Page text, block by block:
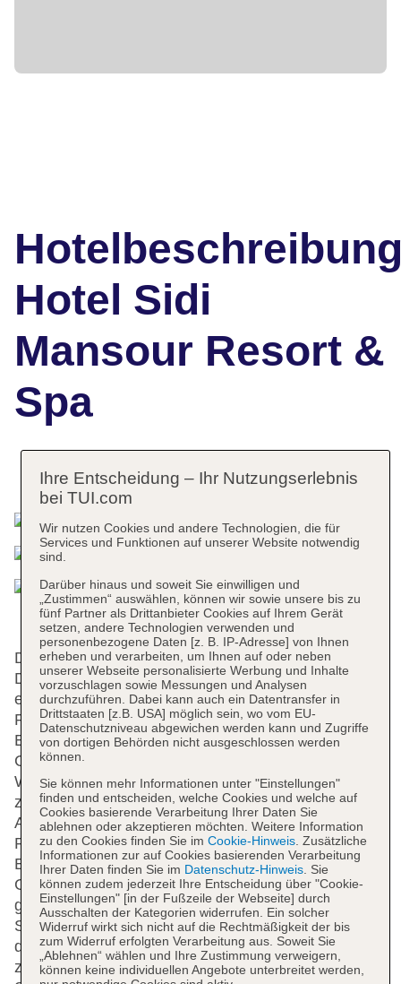
Hotel Sidi
Mansour Resort &
Spa
Das bietet Ihre Unterkunft
Das Resort bietet 269 Zimmer, 5 Suiten und 194
Doppelzimmer auf 3 Etagen, die mit einem Aufzug
erreichbar sind. Das freundliche Personal an der
Rezeption ist gerne bei allen Fragen behilflich. Die
Einrichtung der Anlage umfasst eine
Gepäckaufbewahrung, einen Safe und eine
Wechselstube. In der Unterbringung steht WLAN
zur Verfügung. Hilfestellung bei der Buchung von
Ausflügen wird am Tourdesk geboten.
Rollstuhlgerechte Einrichtungen sind vorhanden.
Ein Supermarkt und ein Souvenirshop und andere
Geschäfte können zum Einkaufen und Bummeln
genutzt werden. Ein schöner Garten und ein
Spielplatz gehören zum Gelände des Resorts. Zu
den weiteren Einrichtungen der Unterbringung
zählen ein Zeitungskiosk, ein TV-Raum und ein
Ihre Entscheidung – Ihr Nutzungserlebnis
bei TUI.com
Wir nutzen Cookies und andere Technologien, die für
Services und Funktionen auf unserer Website notwendig
sind.
Darüber hinaus und soweit Sie einwilligen und
„Zustimmen“ auswählen, können wir sowie unsere bis zu
fünf Partner als Drittanbieter Cookies auf Ihrem Gerät
setzen, andere Technologien verwenden und
personenbezogene Daten [z. B. IP-Adresse] von Ihnen
erheben und verarbeiten, um Ihnen auf oder neben
unserer Webseite personalisierte Werbung und Inhalte
vorzuschlagen sowie Messungen und Analysen
durchzuführen. Dabei kann auch ein Datentransfer in
Drittstaaten [z.B. USA] möglich sein, wo vom EU-
Datenschutzniveau abgewichen werden kann und Zugriffe
von dortigen Behörden nicht ausgeschlossen werden
können.
Sie können mehr Informationen unter "Einstellungen"
finden und entscheiden, welche Cookies und welche auf
Cookies basierende Verarbeitung Ihrer Daten Sie
ablehnen oder akzeptieren möchten. Weitere Information
zu den Cookies finden Sie im Cookie-Hinweis. Zusätzliche
Informationen zur auf Cookies basierenden Verarbeitung
Ihrer Daten finden Sie im Datenschutz-Hinweis. Sie
können zudem jederzeit Ihre Entscheidung über "Cookie-
Einstellungen" [in der Fußzeile der Webseite] durch
Ausschalten der Kategorien widerrufen. Ein solcher
Widerruf wirkt sich nicht auf die Rechtmäßigkeit der bis
zum Widerruf erfolgten Verarbeitung aus. Soweit Sie
„Ablehnen“ wählen und Ihre Zustimmung verweigern,
können keine individuellen Angebote unterbreitet werden,